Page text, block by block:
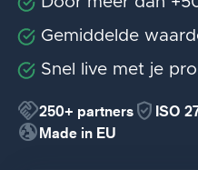
Gemiddelde
Snel live met je
handshake250+ partners verified_user ISO
globe_ukMade in EU